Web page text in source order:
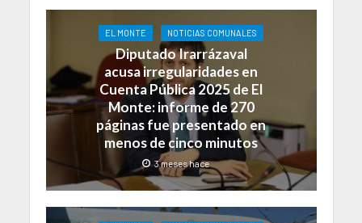
EL MONTE NOTICIAS COMUNALES
Diputado Irarrázaval
acusa irregularidades en
Cuenta Pública 2025 de El
Monte: informe de 270
páginas fue presentado en
menos de cinco minutos
3 meses hace